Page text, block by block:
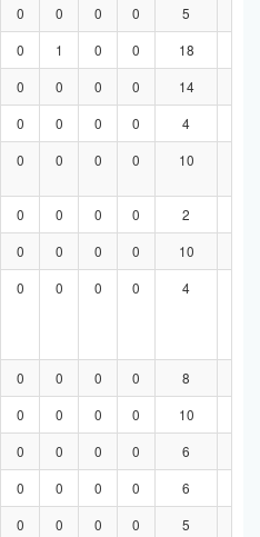
0 0 0 0 5
0 1 0 0 18
0 0 0 0 14
0 0 0 0 4
0 0 0 0 10
0 0 0 0 2
0 0 0 0 10
0 0 0 0 4
0 0 0 0 8
0 0 0 0 10
0 0 0 0 6
0 0 0 0 6
0 0 0 0 5